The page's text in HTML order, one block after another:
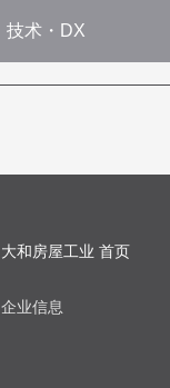
技术・DX
大和房屋工业 首页
企业信息